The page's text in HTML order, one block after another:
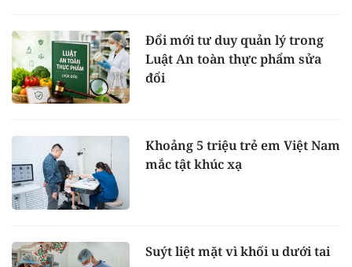
Đổi mới tư duy quản lý trong
Luật An toàn thực phẩm sửa
đổi
Khoảng 5 triệu trẻ em Việt Nam
mắc tật khúc xạ
Suýt liệt mặt vì khối u dưới tai